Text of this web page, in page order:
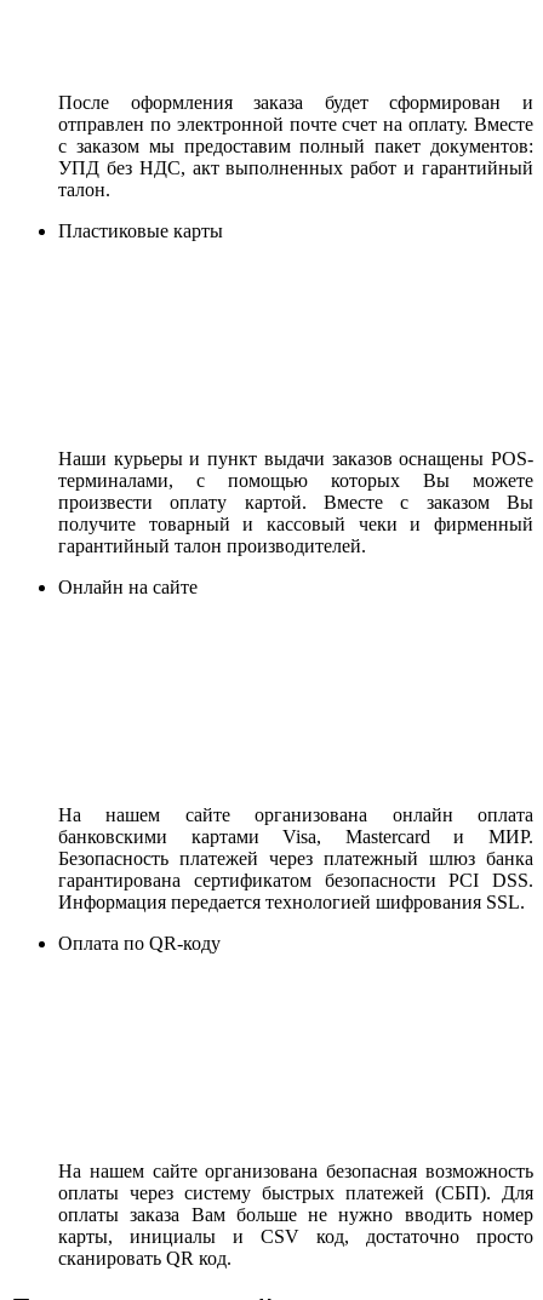
После оформления заказа будет сформирован и
отправлен по электронной почте счет на оплату. Вместе
с заказом мы предоставим полный пакет документов:
УПД без НДС, акт выполненных работ и гарантийный
талон.
Пластиковые карты
Наши курьеры и пункт выдачи заказов оснащены POS-
терминалами, с помощью которых Вы можете
произвести оплату картой. Вместе с заказом Вы
получите товарный и кассовый чеки и фирменный
гарантийный талон производителей.
Онлайн на сайте
На нашем сайте организована онлайн оплата
банковскими картами Visa, Mastercard и МИР.
Безопасность платежей через платежный шлюз банка
гарантирована сертификатом безопасности PCI DSS.
Информация передается технологией шифрования SSL.
Оплата по QR-коду
На нашем сайте организована безопасная возможность
оплаты через систему быстрых платежей (СБП). Для
оплаты заказа Вам больше не нужно вводить номер
карты, инициалы и CSV код, достаточно просто
сканировать QR код.